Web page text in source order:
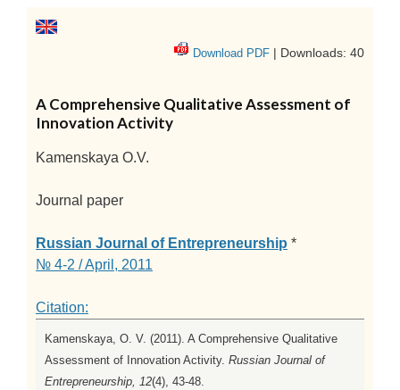
Download PDF | Downloads: 40
A Comprehensive Qualitative Assessment of
Innovation Activity
Kamenskaya O.V.
Journal paper
Russian Journal of Entrepreneurship *
№ 4-2 / April, 2011
Citation:
Kamenskaya, O. V. (2011). A Comprehensive Qualitative
Assessment of Innovation Activity. Russian Journal of
Entrepreneurship, 12(4), 43-48.